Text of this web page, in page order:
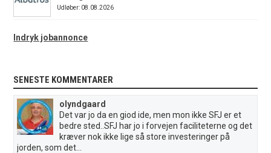
Udløber: 08.08.2026
Indryk jobannonce
SENESTE KOMMENTARER
olyndgaard
Det var jo da en giod ide, men mon ikke SFJ er et
bedre sted..SFJ har jo i forvejen faciliteterne og det
kræver nok ikke lige så store investeringer på
jorden, som det...